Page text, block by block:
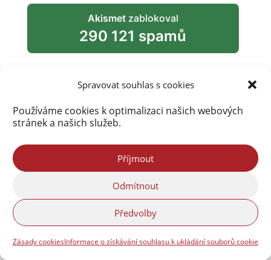
Spravovat souhlas s cookies
Používáme cookies k optimalizaci našich webových
stránek a našich služeb.
Příjmout
Odmítnout
Předvolby
Zásady cookiesInformace o získávání souhlasu k ukládání souborů cookie
Akismetzablokoval
290 121 spamů